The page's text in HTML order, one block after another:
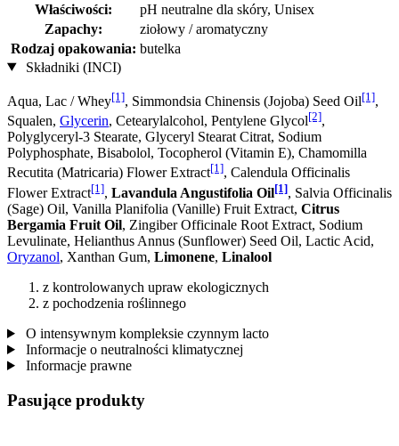
Właściwości:
pH neutralne dla skóry, Unisex
Zapachy:
ziołowy / aromatyczny
Rodzaj opakowania: butelka
Składniki (INCI)
Aqua, Lac / Whey[1], Simmondsia Chinensis (Jojoba) Seed Oil[1],
Squalen, Glycerin, Cetearylalcohol, Pentylene Glycol[2],
Polyglyceryl-3 Stearate, Glyceryl Stearat Citrat, Sodium
Polyphosphate, Bisabolol, Tocopherol (Vitamin E), Chamomilla
Recutita (Matricaria) Flower Extract[1], Calendula Officinalis
Flower Extract[1], Lavandula Angustifolia Oil[1], Salvia Officinalis
(Sage) Oil, Vanilla Planifolia (Vanille) Fruit Extract, Citrus
Bergamia Fruit Oil, Zingiber Officinale Root Extract, Sodium
Levulinate, Helianthus Annus (Sunflower) Seed Oil, Lactic Acid,
Oryzanol, Xanthan Gum, Limonene, Linalool
z kontrolowanych upraw ekologicznych
z pochodzenia roślinnego
O intensywnym kompleksie czynnym lacto
Informacje o neutralności klimatycznej
Informacje prawne
Pasujące produkty